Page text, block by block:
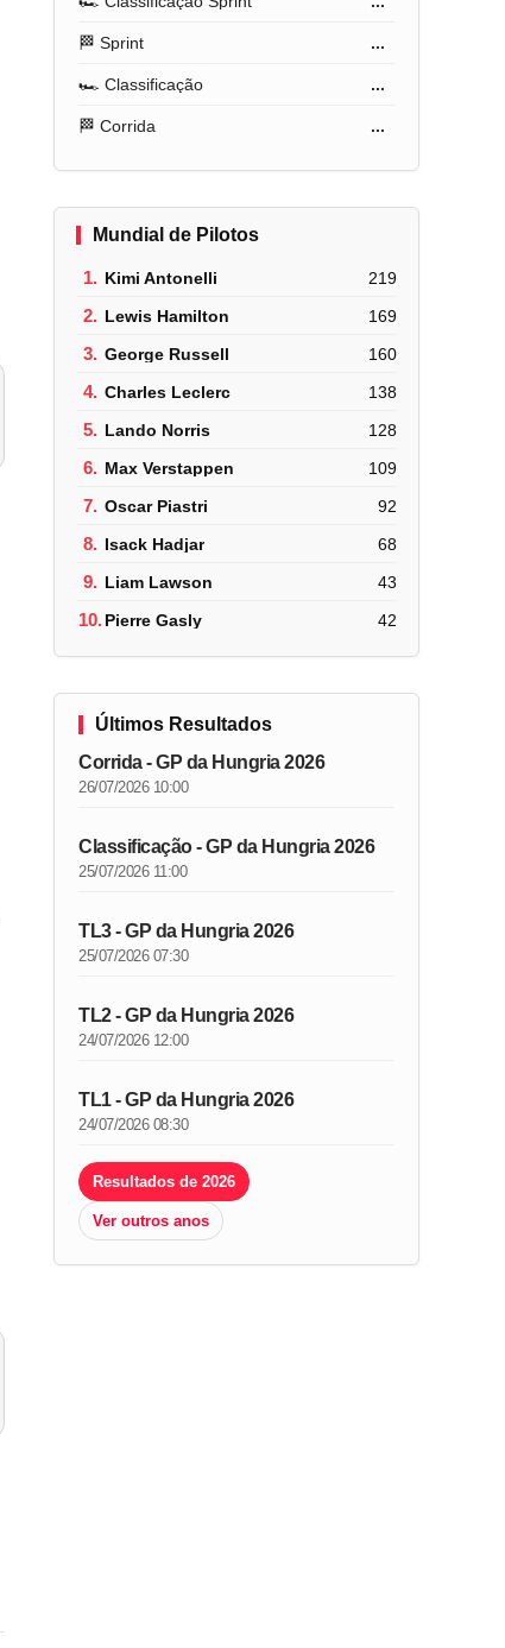
🏁 Sprint ...
🏎️ Classificação ...
🏁 Corrida ...
Mundial de Pilotos
1. Kimi Antonelli 219
2. Lewis Hamilton 169
3. George Russell 160
4. Charles Leclerc 138
5. Lando Norris 128
6. Max Verstappen 109
7. Oscar Piastri 92
8. Isack Hadjar 68
9. Liam Lawson 43
10.Pierre Gasly 42
Últimos Resultados
Corrida - GP da Hungria 2026
26/07/2026 10:00
Classificação - GP da Hungria 2026
25/07/2026 11:00
TL3 - GP da Hungria 2026
25/07/2026 07:30
TL2 - GP da Hungria 2026
24/07/2026 12:00
TL1 - GP da Hungria 2026
24/07/2026 08:30
Resultados de 2026
Ver outros anos